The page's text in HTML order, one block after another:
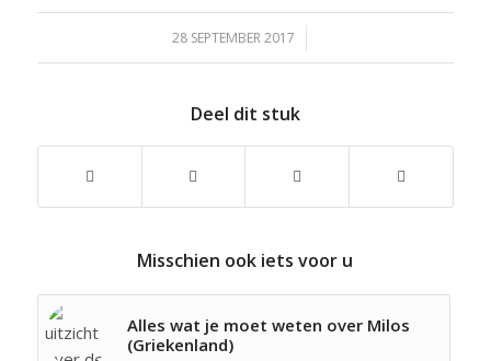
28 SEPTEMBER 2017
/
Deel dit stuk
Misschien ook iets voor u
Alles wat je moet weten over Milos
(Griekenland)